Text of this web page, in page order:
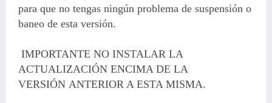
para que no tengas ningún problema de suspensión o
baneo de esta versión.
IMPORTANTE NO INSTALAR LA
ACTUALIZACIÓN ENCIMA DE LA
VERSIÓN ANTERIOR A ESTA MISMA.